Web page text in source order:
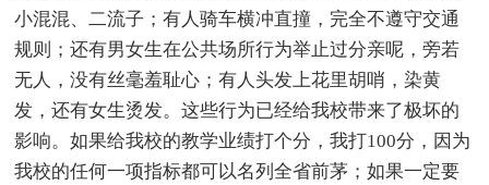
小混混、二流子；有人骑车横冲直撞，完全不遵守交通
规则；还有男女生在公共场所行为举止过分亲呢，旁若
无人，没有丝毫羞耻心；有人头发上花里胡哨，染黄
发，还有女生烫发。这些行为已经给我校带来了极坏的
影响。如果给我校的教学业绩打个分，我打100分，因为
我校的任何一项指标都可以名列全省前茅；如果一定要